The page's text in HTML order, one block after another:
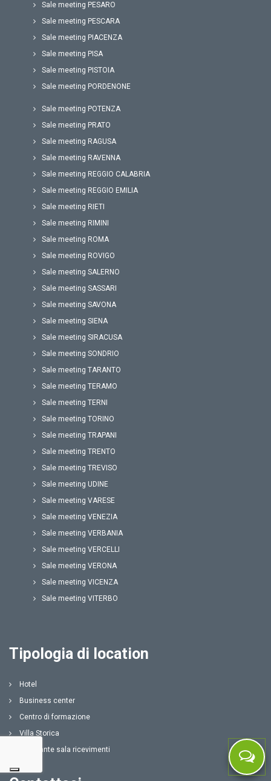
Sale meeting PESARO
Sale meeting PESCARA
Sale meeting PIACENZA
Sale meeting PISA
Sale meeting PISTOIA
Sale meeting PORDENONE
Sale meeting POTENZA
Sale meeting PRATO
Sale meeting RAGUSA
Sale meeting RAVENNA
Sale meeting REGGIO CALABRIA
Sale meeting REGGIO EMILIA
Sale meeting RIETI
Sale meeting RIMINI
Sale meeting ROMA
Sale meeting ROVIGO
Sale meeting SALERNO
Sale meeting SASSARI
Sale meeting SAVONA
Sale meeting SIENA
Sale meeting SIRACUSA
Sale meeting SONDRIO
Sale meeting TARANTO
Sale meeting TERAMO
Sale meeting TERNI
Sale meeting TORINO
Sale meeting TRAPANI
Sale meeting TRENTO
Sale meeting TREVISO
Sale meeting UDINE
Sale meeting VARESE
Sale meeting VENEZIA
Sale meeting VERBANIA
Sale meeting VERCELLI
Sale meeting VERONA
Sale meeting VICENZA
Sale meeting VITERBO
Tipologia di location
Hotel
Business center
Centro di formazione
Villa Storica
Ristorante sala ricevimenti